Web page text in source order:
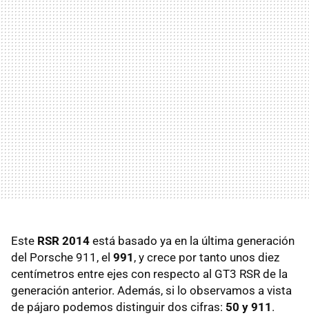
Este RSR 2014 está basado ya en la última generación
del Porsche 911, el 991 , y crece por tanto unos diez
centímetros entre ejes con respecto al GT3 RSR de la
generación anterior. Además, si lo observamos a vista
de pájaro podemos distinguir dos cifras: 50 y 911 .